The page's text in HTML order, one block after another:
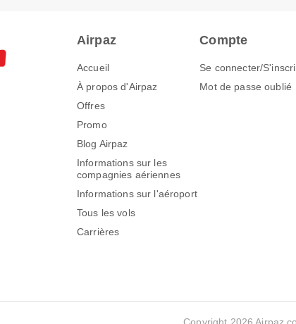
Airpaz
Accueil
À propos d'Airpaz
Offres
Promo
Blog Airpaz
Informations sur les
compagnies aériennes
Informations sur l'aéroport
Tous les vols
Carrières
Compte
Se connecter/
Mot de passe oublié